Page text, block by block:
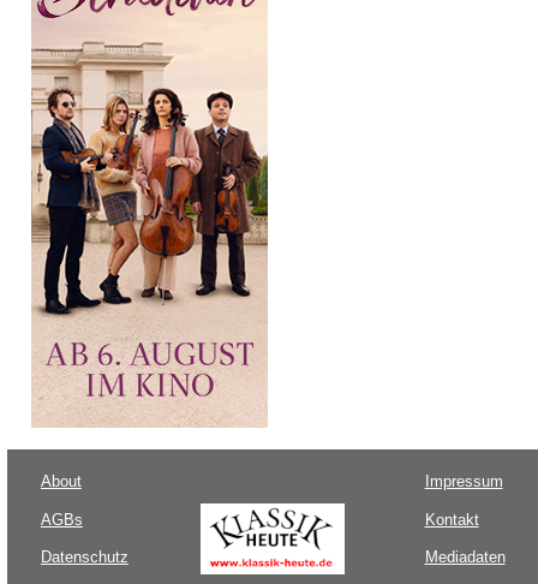
About
AGBs
Datenschutz
Impressum
Kontakt
Mediadaten